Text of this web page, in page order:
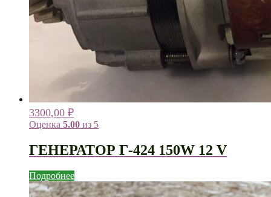
3300,00 ₽
Оценка 5.00 из 5
ГЕНЕРАТОР Г-424 150W 12 V
Подробнее